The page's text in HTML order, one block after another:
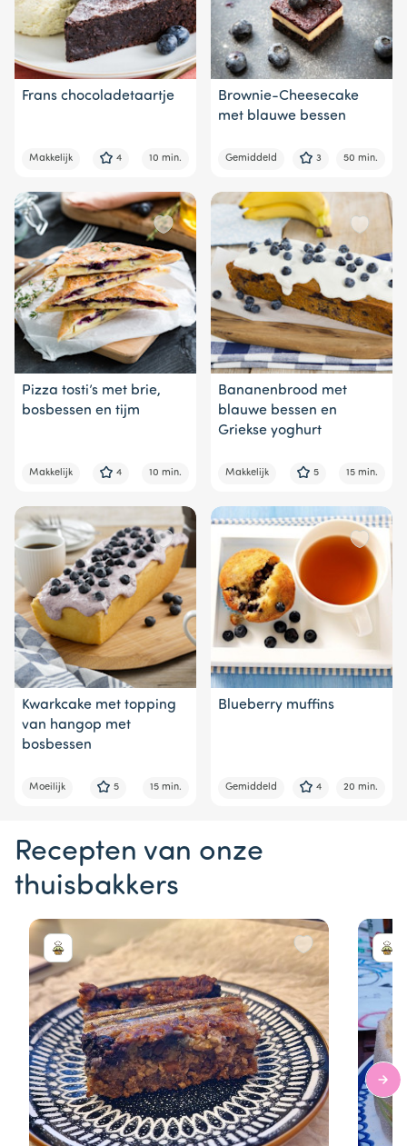
Frans chocoladetaartje
Makkelijk 4 10 min.
Brownie-Cheesecake
met blauwe bessen
Gemiddeld 3 50 min.
Pizza tosti’s met brie,
bosbessen en tijm
Makkelijk 4 10 min.
Bananenbrood met
blauwe bessen en
Griekse yoghurt
Makkelijk 5 15 min.
Kwarkcake met topping
van hangop met
bosbessen
Moeilijk 5 15 min.
Blueberry muffins
Gemiddeld 4 20 min.
Recepten van onze
thuisbakkers